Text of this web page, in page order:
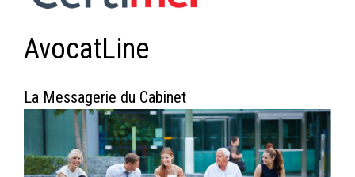
AvocatLine
La Messagerie du Cabinet